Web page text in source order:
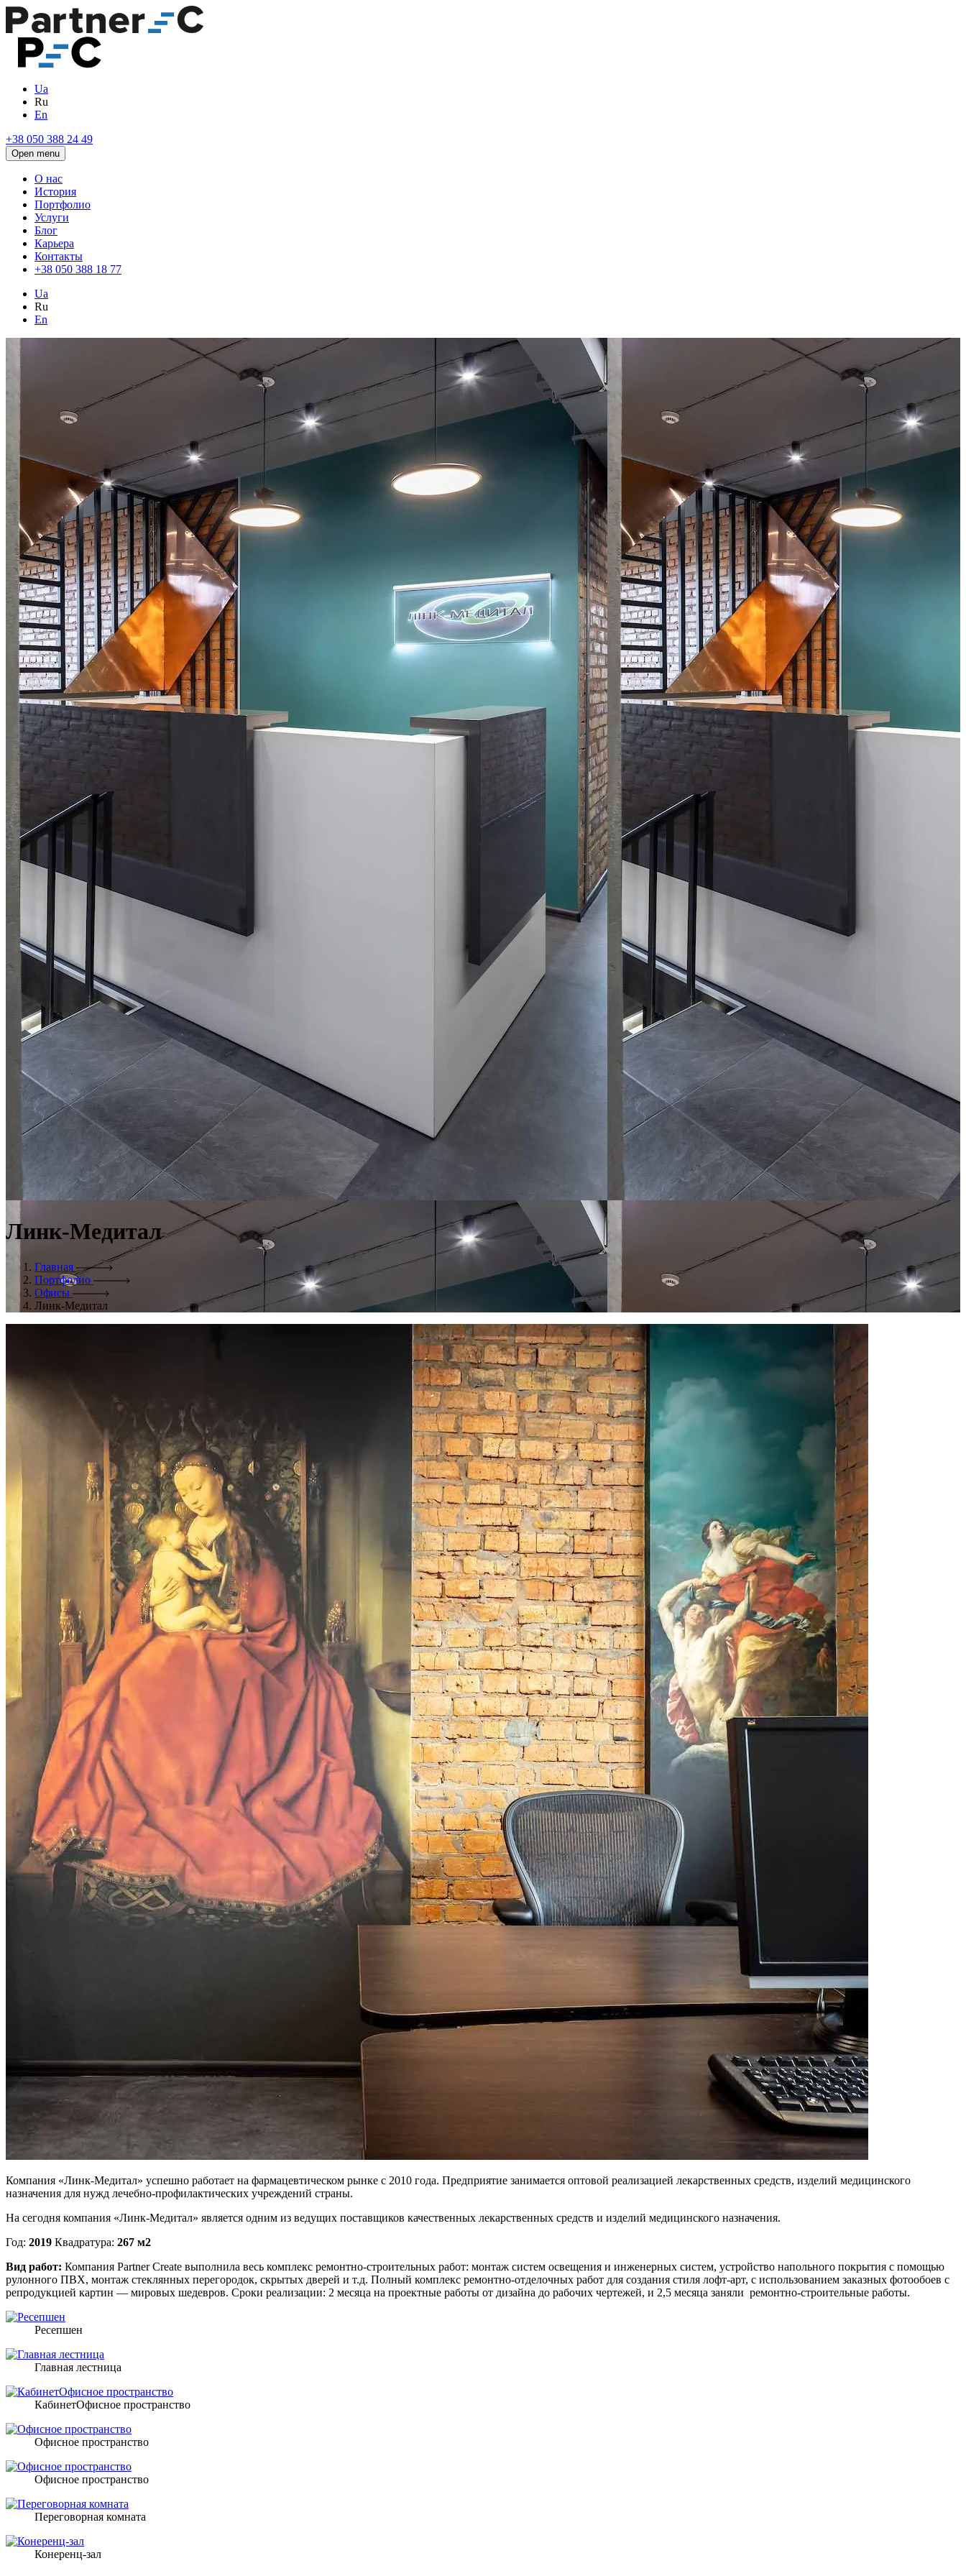
Ua
Ru
En
+38 050 388 24 49
Open menu
О нас
История
Портфолио
Услуги
Блог
Карьера
Контакты
+38 050 388 18 77
Ua
Ru
En
Линк-Медитал
Главная
Портфолио
Офисы
Линк-Медитал
Компания «Линк-Медитал» успешно работает на фармацевтическом рынке с 2010 года. Предприятие занимается оптовой реализацией лекарственных средств, изделий медицинского
назначения для нужд лечебно-профилактических учреждений страны.
На сегодня компания «Линк-Медитал» является одним из ведущих поставщиков качественных лекарственных средств и изделий медицинского назначения.
Год: 2019 Квадратура: 267 м2
Вид работ: Компания Partner Create выполнила весь комплекс ремонтно-строительных работ: монтаж систем освещения и инженерных систем, устройство напольного покрытия с помощью
рулонного ПВХ, монтаж стеклянных перегородок, скрытых дверей и т.д. Полный комплекс ремонтно-отделочных работ для создания стиля лофт-арт, с использованием заказных фотообоев с
репродукцией картин — мировых шедевров. Сроки реализации: 2 месяца на проектные работы от дизайна до рабочих чертежей, и 2,5 месяца заняли ремонтно-строительные работы.
Ресепшен
Главная лестница
КабинетОфисное пространство
Офисное пространство
Офисное пространство
Переговорная комната
Конеренц-зал